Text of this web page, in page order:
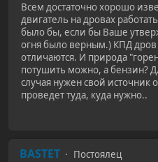
Всем достаточно хорошо
двигатель на дровах
было бы, если бы Ваше
огня было верным.) КПД дров
отличаются. И природа
потушить можно, а бензин?
случая нужен свой источник
проведет туда, куда нужно..
BASTET
Постоялец